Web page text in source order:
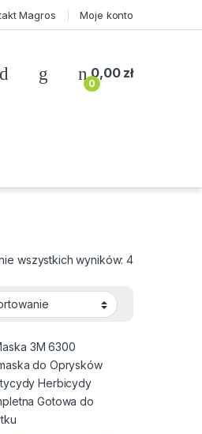
Magros Moje konto
0
0,00 zł
wszystkich wyników: 4